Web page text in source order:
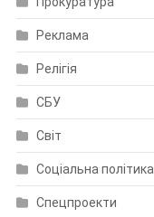
Реклама
Релігія
СБУ
Світ
Соціальна політика
Спецпроекти